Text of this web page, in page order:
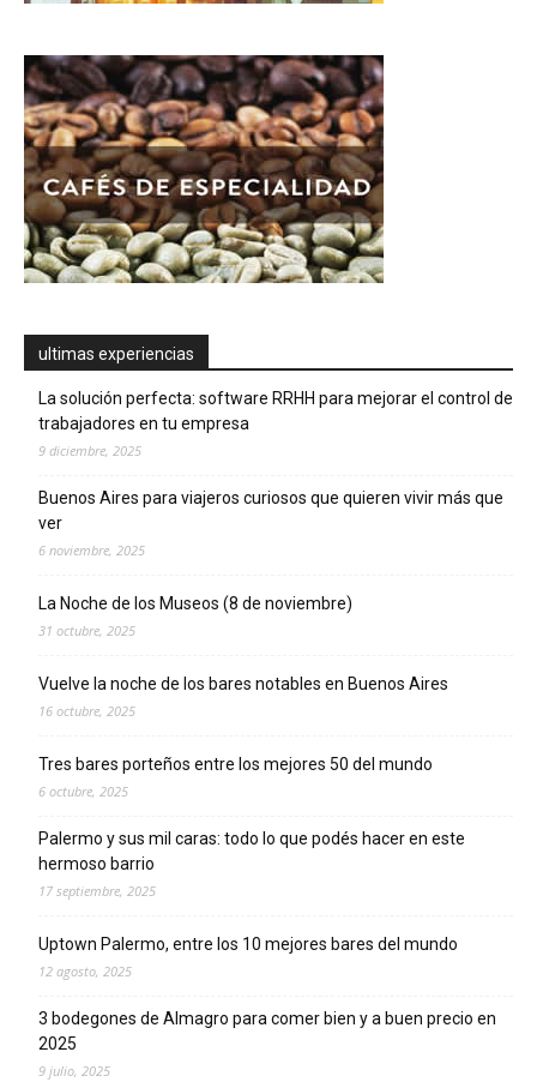
ultimas experiencias
La solución perfecta: software RRHH para mejorar el control de
trabajadores en tu empresa
9 diciembre, 2025
Buenos Aires para viajeros curiosos que quieren vivir más que
ver
6 noviembre, 2025
La Noche de los Museos (8 de noviembre)
31 octubre, 2025
Vuelve la noche de los bares notables en Buenos Aires
16 octubre, 2025
Tres bares porteños entre los mejores 50 del mundo
6 octubre, 2025
Palermo y sus mil caras: todo lo que podés hacer en este
hermoso barrio
17 septiembre, 2025
Uptown Palermo, entre los 10 mejores bares del mundo
12 agosto, 2025
3 bodegones de Almagro para comer bien y a buen precio en
2025
9 julio, 2025